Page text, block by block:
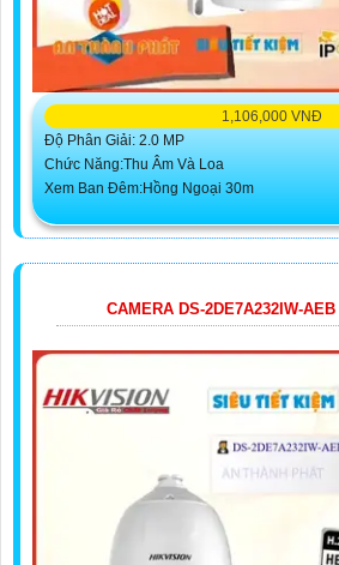
1,106,000 VNĐ
Độ Phân Giải: 2.0 MP
Chức Năng:Thu Âm Và Loa
Xem Ban Đêm:Hồng Ngoại 30m
CAMERA DS-2DE7A232IW-